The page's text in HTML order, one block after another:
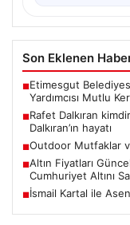
Son Eklenen
■Etimesgut
Yardımcısı Mutlu
■Rafet Dalkıran
Dalkıran’ın hayatı
■Outdoor Mutfaklar
■Altın Fiyatları
Cumhuriyet Altını
■İsmail Kartal ile